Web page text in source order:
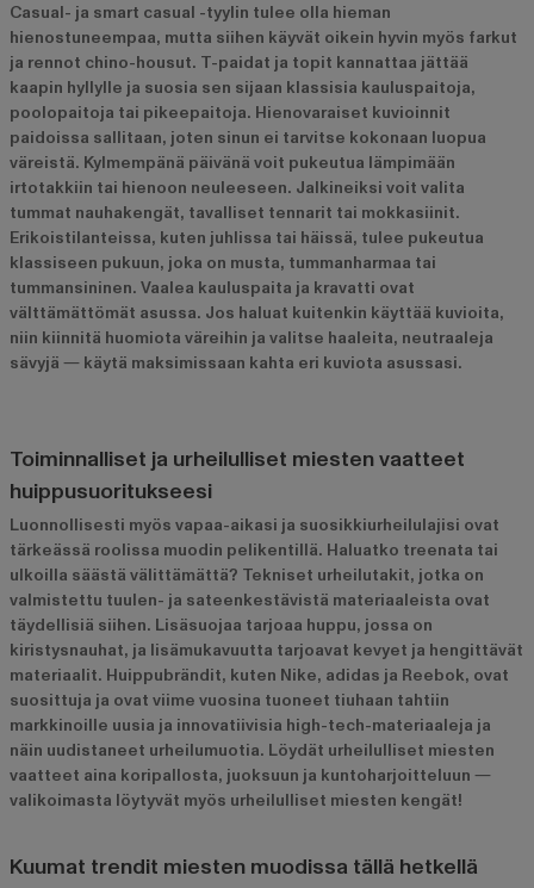
Casual- ja smart casual -tyylin tulee olla hieman
hienostuneempaa, mutta siihen käyvät oikein hyvin myös farkut
ja rennot chino-housut. T-paidat ja topit kannattaa jättää
kaapin hyllylle ja suosia sen sijaan klassisia kauluspaitoja,
poolopaitoja tai pikeepaitoja. Hienovaraiset kuvioinnit
paidoissa sallitaan, joten sinun ei tarvitse kokonaan luopua
väreistä. Kylmempänä päivänä voit pukeutua lämpimään
irtotakkiin tai hienoon neuleeseen. Jalkineiksi voit valita
tummat nauhakengät, tavalliset tennarit tai mokkasiinit.
Erikoistilanteissa, kuten juhlissa tai häissä, tulee pukeutua
klassiseen pukuun, joka on musta, tummanharmaa tai
tummansininen. Vaalea kauluspaita ja kravatti ovat
välttämättömät asussa. Jos haluat kuitenkin käyttää kuvioita,
niin kiinnitä huomiota väreihin ja valitse haaleita, neutraaleja
sävyjä ― käytä maksimissaan kahta eri kuviota asussasi.
Toiminnalliset ja urheilulliset miesten vaatteet
huippusuoritukseesi
Luonnollisesti myös vapaa-aikasi ja suosikkiurheilulajisi ovat
tärkeässä roolissa muodin pelikentillä. Haluatko treenata tai
ulkoilla säästä välittämättä? Tekniset urheilutakit, jotka on
valmistettu tuulen- ja sateenkestävistä materiaaleista ovat
täydellisiä siihen. Lisäsuojaa tarjoaa huppu, jossa on
kiristysnauhat, ja lisämukavuutta tarjoavat kevyet ja hengittävät
materiaalit. Huippubrändit, kuten Nike, adidas ja Reebok, ovat
suosittuja ja ovat viime vuosina tuoneet tiuhaan tahtiin
markkinoille uusia ja innovatiivisia high-tech-materiaaleja ja
näin uudistaneet urheilumuotia. Löydät urheilulliset miesten
vaatteet aina koripallosta, juoksuun ja kuntoharjoitteluun ―
valikoimasta löytyvät myös urheilulliset miesten kengät!
Kuumat trendit miesten muodissa tällä hetkellä